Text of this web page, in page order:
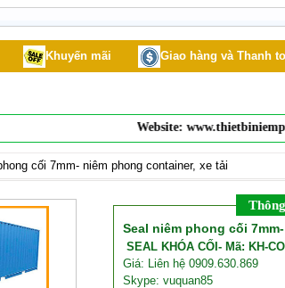
Khuyến mãi Giao hàng và Thanh
Website:
cối 7mm- niêm phong container, xe tải
Seal niêm phong cối
SEAL KHÓA CỐI- Mã: KH-
Giá: Liên hệ 0909.630.869
Skype: vuquan85